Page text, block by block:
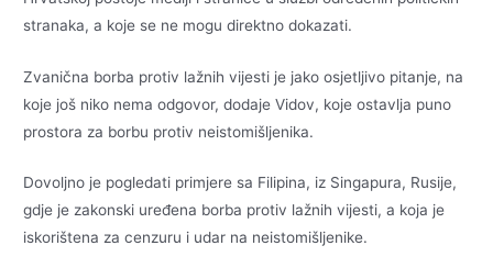
stranaka, a koje se ne mogu direktno dokazati.
Zvanična borba protiv lažnih vijesti je jako osjetljivo pitanje, na
koje još niko nema odgovor, dodaje Vidov, koje ostavlja puno
prostora za borbu protiv neistomišljenika.
Dovoljno je pogledati primjere sa Filipina, iz Singapura, Rusije,
gdje je zakonski uređena borba protiv lažnih vijesti, a koja je
iskorištena za cenzuru i udar na neistomišljenike.